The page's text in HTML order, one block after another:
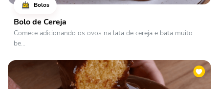
Bolos
Bolo de Cereja
Comece adicionando os ovos na lata de cereja e bata muito
be...